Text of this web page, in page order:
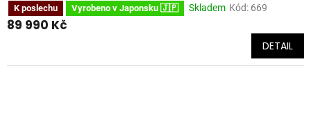
K poslechu Vyrobeno v Japonsku 🇯🇵 Skladem Kód: 669
89 990 Kč
DETAIL